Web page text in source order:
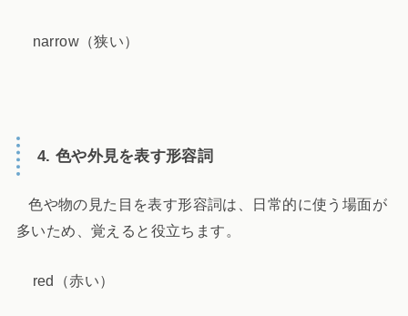
narrow（狭い）
4. 色や外見を表す形容詞
色や物の見た目を表す形容詞は、日常的に使う場面が
多いため、覚えると役立ちます。
red（赤い）